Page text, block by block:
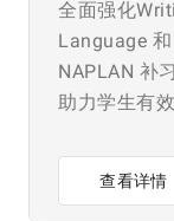
全面强化
Language
NAPLAN 补
助力学生有
查看详情